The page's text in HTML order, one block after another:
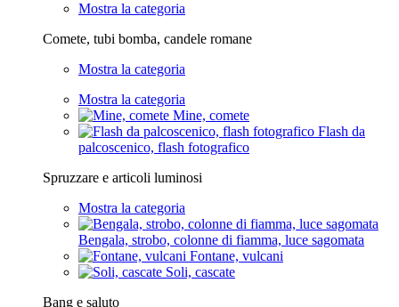
Mostra la categoria
Comete, tubi bomba, candele romane
Mostra la categoria
Mostra la categoria
Mine, comete
Flash da
palcoscenico, flash fotografico
Spruzzare e articoli luminosi
Mostra la categoria
Bengala, strobo, colonne di fiamma, luce sagomata
Fontane, vulcani
Soli, cascate
Bang e saluto